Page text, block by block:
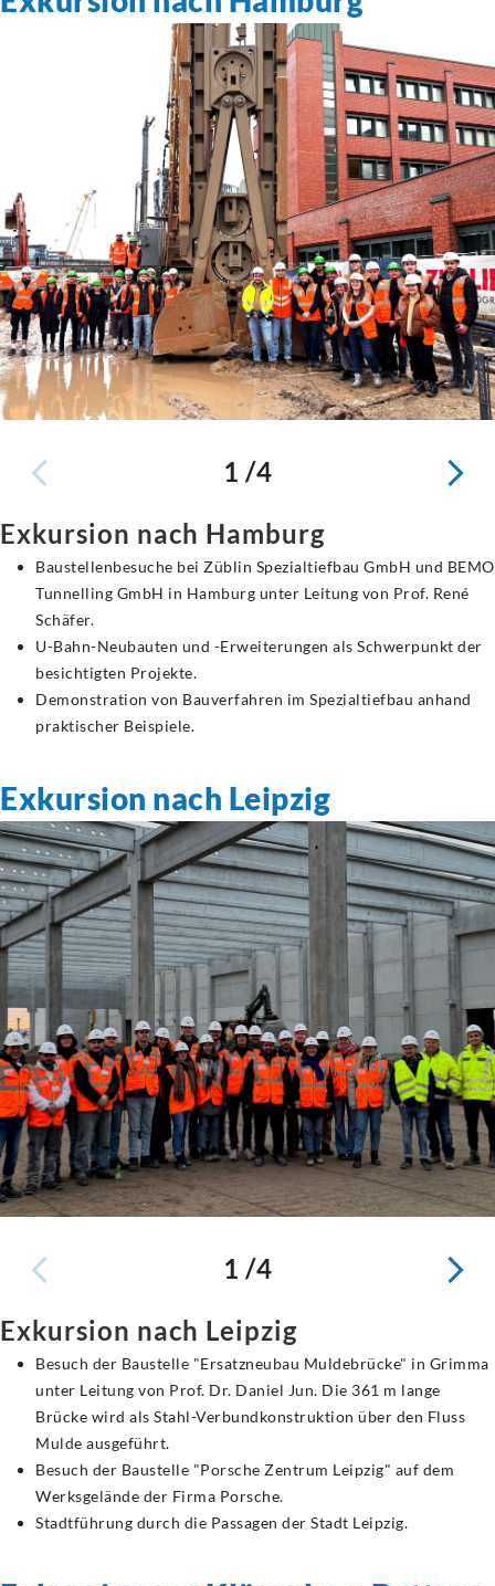
1 /4
Exkursion nach Hamburg
Baustellenbesuche bei Züblin Spezialtiefbau GmbH und BEMO
Tunnelling GmbH in Hamburg unter Leitung von Prof. René
Schäfer.
U-Bahn-Neubauten und -Erweiterungen als Schwerpunkt der
besichtigten Projekte.
Demonstration von Bauverfahren im Spezialtiefbau anhand
praktischer Beispiele.
Exkursion nach Leipzig
1 /4
Exkursion nach Leipzig
Besuch der Baustelle "Ersatzneubau Muldebrücke" in Grimma
unter Leitung von Prof. Dr. Daniel Jun. Die 361 m lange
Brücke wird als Stahl-Verbundkonstruktion über den Fluss
Mulde ausgeführt.
Besuch der Baustelle "Porsche Zentrum Leipzig" auf dem
Werksgelände der Firma Porsche.
Stadtführung durch die Passagen der Stadt Leipzig.